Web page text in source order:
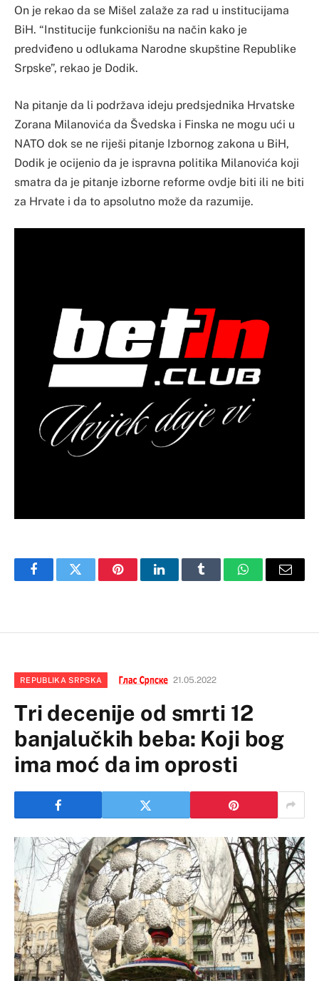
On je rekao da se Mišel zalaže za rad u institucijama
BiH. “Institucije funkcionišu na način kako je
predviđeno u odlukama Narodne skupštine Republike
Srpske”, rekao je Dodik.
Na pitanje da li podržava ideju predsjednika Hrvatske
Zorana Milanovića da Švedska i Finska ne mogu ući u
NATO dok se ne riješi pitanje Izbornog zakona u BiH,
Dodik je ocijenio da je ispravna politika Milanovića koji
smatra da je pitanje izborne reforme ovdje biti ili ne biti
za Hrvate i da to apsolutno može da razumije.
FacebookTwitter PinterestLinkedInTumblr WhatsAppEmail
REPUBLIKA SRPSKA 21.05.2022
Tri decenije od smrti 12
banjalučkih beba: Koji bog
ima moć da im oprosti